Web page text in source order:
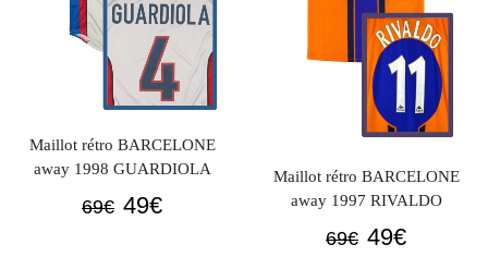
Maillot rétro BARCELONE
away 1998 GUARDIOLA
69€ Le
49€Le
Maillot rétro BARCELONE
away 1997 RIVALDO
69€ Le
49€Le